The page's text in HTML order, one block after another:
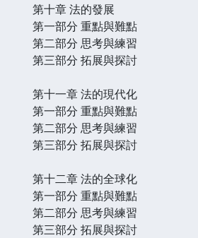
第十章 法的發展
第一部分 重點與難點
第二部分 思考與練習
第三部分 拓展與探討
第十一章 法的現代化
第一部分 重點與難點
第二部分 思考與練習
第三部分 拓展與探討
第十二章 法的全球化
第一部分 重點與難點
第二部分 思考與練習
第三部分 拓展與探討